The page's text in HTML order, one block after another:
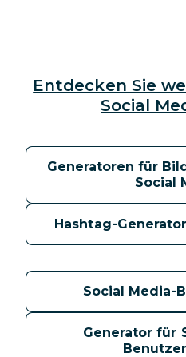
Entdecken Sie
Social
Generatoren für
Social
Hashtag-
Social Media-
Generator für